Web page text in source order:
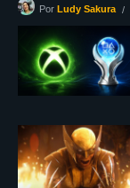
Por Ludy Sakura